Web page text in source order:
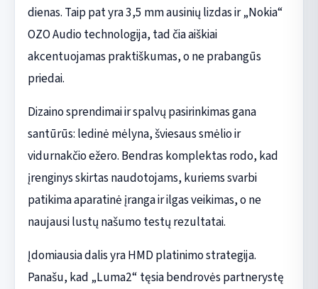
dienas. Taip pat yra 3,5 mm ausinių lizdas ir „Nokia“
OZO Audio technologija, tad čia aiškiai
akcentuojamas praktiškumas, o ne prabangūs
priedai.
Dizaino sprendimai ir spalvų pasirinkimas gana
santūrūs: ledinė mėlyna, šviesaus smėlio ir
vidurnakčio ežero. Bendras komplektas rodo, kad
įrenginys skirtas naudotojams, kuriems svarbi
patikima aparatinė įranga ir ilgas veikimas, o ne
naujausi lustų našumo testų rezultatai.
Įdomiausia dalis yra HMD platinimo strategija.
Panašu, kad „Luma2“ tęsia bendrovės partnerystę